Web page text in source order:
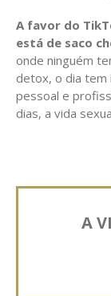
A favor do
está de saco
onde ninguém
detox, o dia tem
pessoal e
dias, a vida
A